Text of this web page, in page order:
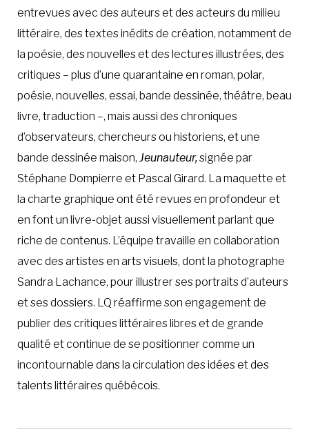
entrevues avec des auteurs et des acteurs du milieu
littéraire, des textes inédits de création, notamment de
la poésie, des nouvelles et des lectures illustrées, des
critiques – plus d’une quarantaine en roman, polar,
poésie, nouvelles, essai, bande dessinée, théâtre, beau
livre, traduction –, mais aussi des chroniques
d’observateurs, chercheurs ou historiens, et une
bande dessinée maison, Jeunauteur,signée par
Stéphane Dompierre et Pascal Girard. La maquette et
la charte graphique ont été revues en profondeur et
en font un livre-objet aussi visuellement parlant que
riche de contenus. L’équipe travaille en collaboration
avec des artistes en arts visuels, dont la photographe
Sandra Lachance, pour illustrer ses portraits d’auteurs
et ses dossiers. LQ réaffirme son engagement de
publier des critiques littéraires libres et de grande
qualité et continue de se positionner comme un
incontournable dans la circulation des idées et des
talents littéraires québécois.